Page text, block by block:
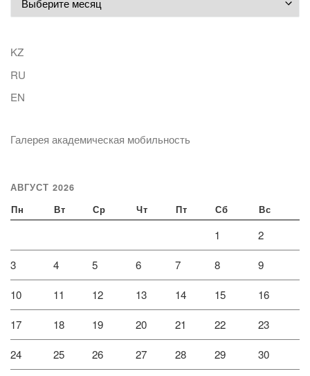
KZ
RU
EN
Галерея академическая мобильность
АВГУСТ 2026
Пн Вт Ср Чт Пт Сб Вс
1 2
3 4 5 6 7 8 9
10 11 12 13 14 15 16
17 18 19 20 21 22 23
24 25 26 27 28 29 30